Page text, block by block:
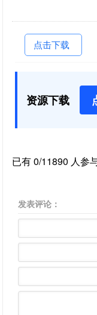
点击下载
资源下载
已有 0/11890 人参
发表评论：